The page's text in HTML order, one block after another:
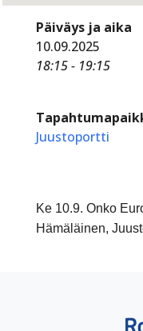
Päiväys ja aika
10.09.2025
18:15 - 19:15
Juustoportti
Ke 10.9. Onko
Hämäläinen,